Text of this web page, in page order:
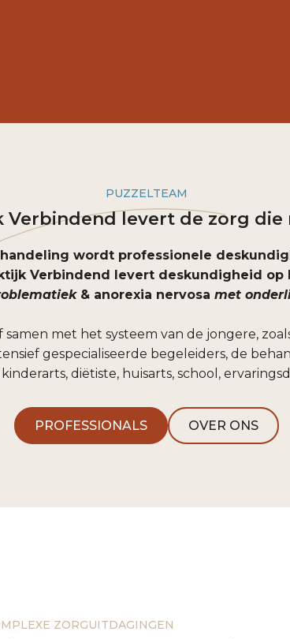
PUZZELTEAM
Verbindend levert de zorg die
wordt professionele
Verbindend levert deskundigheid op
& anorexia nervosa met
met het systeem van de jongere,
gespecialiseerde begeleiders, de
diëtiste, huisarts, school,
PROFESSIONALS OVER ONS
ZORGUITDAGINGEN